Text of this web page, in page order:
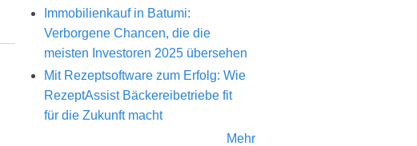
Immobilienkauf in Batumi:
Verborgene Chancen, die die
meisten Investoren 2025 übersehen
Mit Rezeptsoftware zum Erfolg: Wie
RezeptAssist Bäckereibetriebe fit
für die Zukunft macht
Mehr